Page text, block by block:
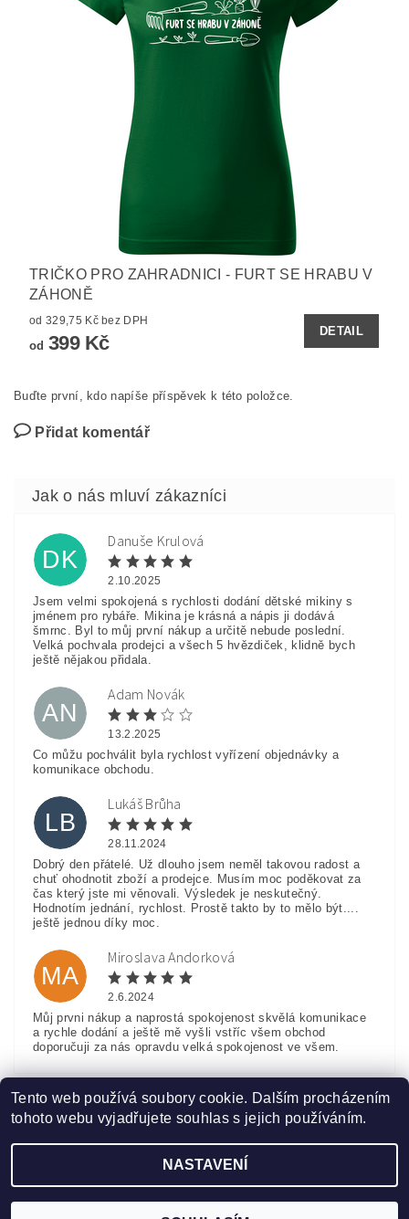
TRIČKO PRO ZAHRADNICI - FURT SE HRABU V
ZÁHONĚ
od 329,75 Kč bez DPH
od 399 Kč
DETAIL
Buďte první, kdo napíše příspěvek k této položce.
Přidat komentář
DK
Danuše Krulová
2.10.2025
Jsem velmi spokojená s rychlosti dodání dětské mikiny s
jménem pro rybáře. Mikina je krásná a nápis ji dodává
šmrnc. Byl to můj první nákup a určitě nebude poslední.
Velká pochvala prodejci a všech 5 hvězdiček, klidně bych
ještě nějakou přidala.
AN
Adam Novák
13.2.2025
Co můžu pochválit byla rychlost vyřízení objednávky a
komunikace obchodu.
LB
Lukáš Brůha
28.11.2024
Dobrý den přátelé. Už dlouho jsem neměl takovou radost a
chuť ohodnotit zboží a prodejce. Musím moc poděkovat za
čas který jste mi věnovali. Výsledek je neskutečný.
Hodnotím jednání, rychlost. Prostě takto by to mělo být....
ještě jednou díky moc.
MA
Miroslava Andorková
2.6.2024
Můj prvni nákup a naprostá spokojenost skvělá komunikace
a rychle dodání a ještě mě vyšli vstříc všem obchod
doporučuji za nás opravdu velká spokojenost ve všem.
2026 ©www.HobbyTriko.cz, všechna práva vyhrazenaUpravit nastavení cookies
Tento web používá soubory cookie. Dalším procházením
tohoto webu vyjadřujete souhlas s jejich používáním.
NASTAVENÍ